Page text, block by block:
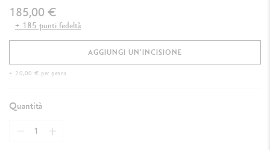
185,00 €
+ 185 punti fedeltà
AGGIUNGI UN'INCISIONE
+ 20,00 € per penna
Quantità